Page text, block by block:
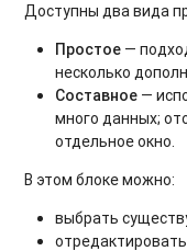
Доступны два вида
Простое —
несколько
Составное —
много данных;
отдельное окно.
В этом блоке можно:
выбрать